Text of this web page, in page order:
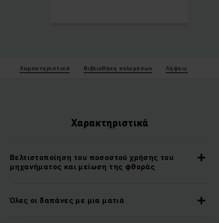
Χαρακτηριστικά Βιβλιοθήκη πολυμέσων Λήψεις
Χαρακτηριστικά
Βελτιστοποίηση του ποσοστού χρήσης του
μηχανήματος και μείωση της φθοράς
Όλες οι δαπάνες με μια ματιά